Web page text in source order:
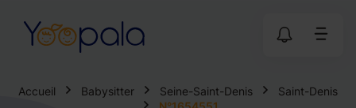
Accueil Babysitter Seine-Saint-Denis
Saint-Denis